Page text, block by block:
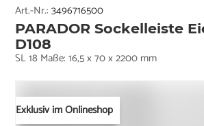
Exklusiv im Onlineshop
Art.-Nr.:3496716500
PARADOR Sockelleiste
D108
SL 18 Maße: 16,5 x 70 x 2200 mm